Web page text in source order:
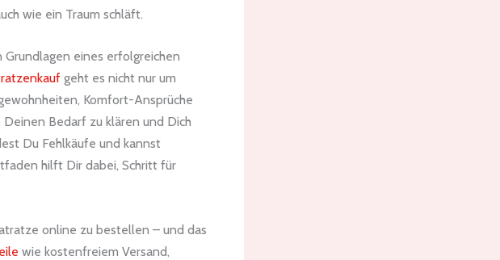
wie ein Traum schläft.
eines erfolgreichen
geht es nicht nur um
Komfort-Ansprüche
Bedarf zu klären und Dich
Du Fehlkäufe und kannst
hilft Dir dabei, Schritt für
online zu bestellen – und das
wie kostenfreiem Versand,